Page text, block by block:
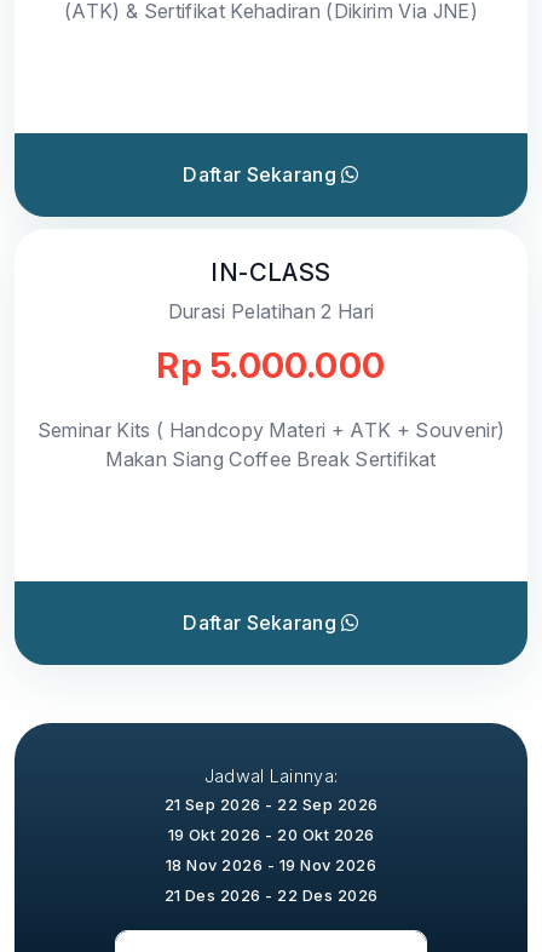
(ATK) & Sertifikat Kehadiran (Dikirim Via JNE)
Daftar Sekarang
IN-CLASS
Durasi Pelatihan 2 Hari
Rp 5.000.000
Seminar Kits ( Handcopy Materi + ATK + Souvenir)
Makan Siang Coffee Break Sertifikat
Daftar Sekarang
Jadwal Lainnya:
21 Sep 2026 - 22 Sep 2026
19 Okt 2026 - 20 Okt 2026
18 Nov 2026 - 19 Nov 2026
21 Des 2026 - 22 Des 2026